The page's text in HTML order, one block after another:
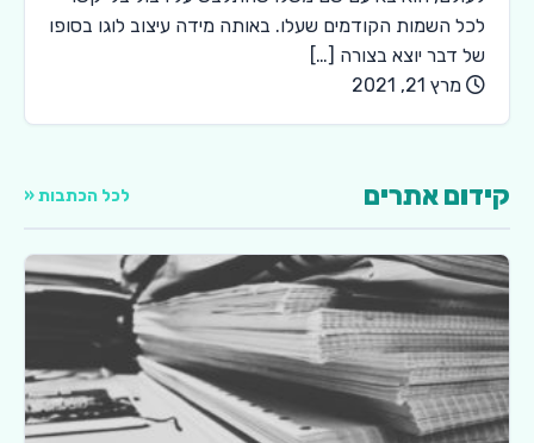
לכל השמות הקודמים שעלו. באותה מידה עיצוב לוגו בסופו
של דבר יוצא בצורה […]
מרץ 21, 2021
קידום אתרים לכל הכתבות «